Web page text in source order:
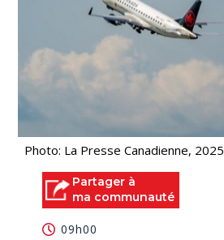
Photo: La Presse Canadienne, 2025
Partager à
ma communauté
09h00